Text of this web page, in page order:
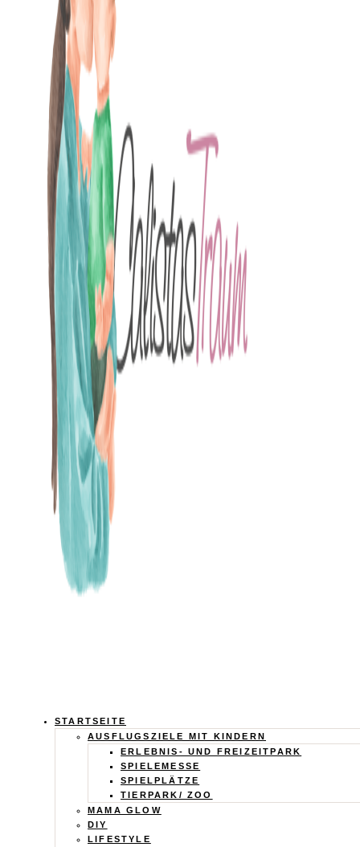
Calistas
Traum
STARTSEITE
AUSFLUGSZIELE MIT KINDERN
ERLEBNIS- UND FREIZEITPARK
SPIELEMESSE
SPIELPLÄTZE
TIERPARK/ ZOO
MAMA GLOW
DIY
LIFESTYLE